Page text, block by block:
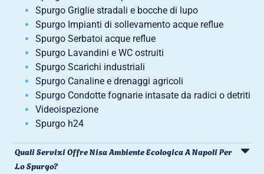
Spurgo Griglie stradali e bocche di lupo
Spurgo Impianti di sollevamento acque reflue
Spurgo Serbatoi acque reflue
Spurgo Lavandini e WC ostruiti
Spurgo Scarichi industriali
Spurgo Canaline e drenaggi agricoli
Spurgo Condotte fognarie intasate da radici o detriti
Videoispezione
Spurgo h24
Quali Servizi Offre Nisa Ambiente Ecologica A Napoli Per
Lo Spurgo?